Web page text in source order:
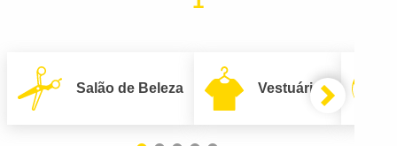
Salão de Beleza Vestuário